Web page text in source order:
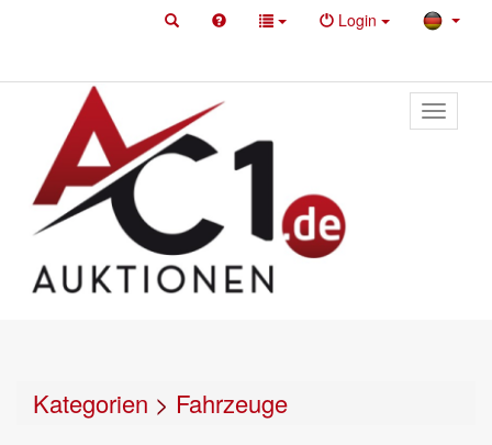
Login
Toggle
primary
Kategorien > Fahrzeuge